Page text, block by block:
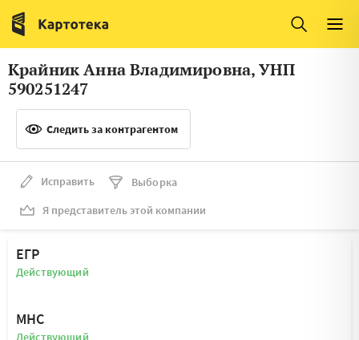
Италия
Люксембург
Литва
Латвия
Словения
Франция
Швеция
Мальта
Крайник Анна Владимировна, УНП
590251247
Следить за контрагентом
Исправить
Выборка
Я представитель этой компании
ЕГР
Действующий
МНС
Действующий